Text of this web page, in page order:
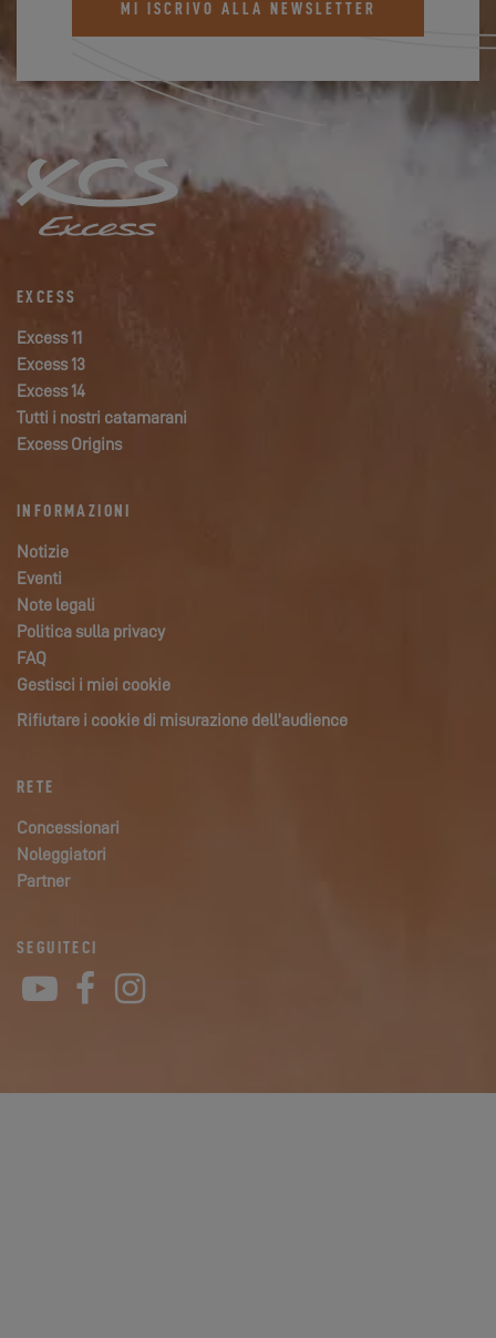
MI ISCRIVO ALLA NEWSLETTER
EXCESS
Excess 11
Excess 13
Excess 14
Tutti i nostri catamarani
Excess Origins
INFORMAZIONI
Notizie
Eventi
Note legali
Politica sulla privacy
FAQ
Gestisci i miei cookie
Rifiutare i cookie di misurazione dell’audience
RETE
Concessionari
Noleggiatori
Partner
SEGUITECI
YouTube
Facebook
Instagram